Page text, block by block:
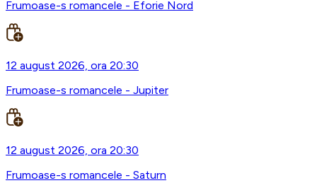
Frumoase-s romancele - Eforie Nord
12 august 2026, ora 20:30
Frumoase-s romancele - Jupiter
12 august 2026, ora 20:30
Frumoase-s romancele - Saturn